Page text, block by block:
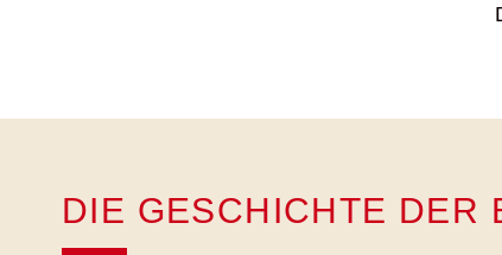
DIE GESCHICHTE DER